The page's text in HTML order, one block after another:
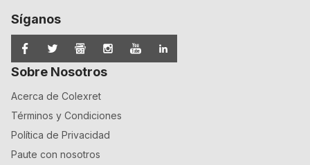
Síganos
Sobre Nosotros
Acerca de Colexret
Términos y Condiciones
Política de Privacidad
Paute con nosotros